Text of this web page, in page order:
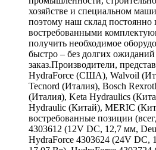
хозяйстве и специальном
поэтому наш склад постоянно
востребованными
получить необходимое
быстро – без долгих
заказ.Производители,
HydraForce (США), Walvoil
Tecnord (Италия), Bosch
(Италия), Keta Hydraulics
Hydraulic (Китай), MERIC
востребованные позиции
4303612 (12V DC, 12,7 мм,
HydraForce 4303624 (24V DC,